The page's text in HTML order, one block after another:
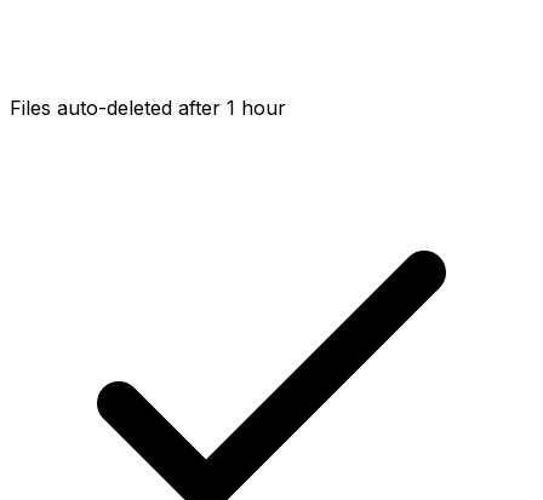
Files auto-deleted after 1 hour